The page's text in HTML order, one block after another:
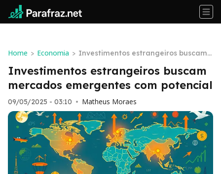
Home > Economia > Investimentos estrangeiros buscam
mercados emergentes com potencial
Investimentos estrangeiros buscam
mercados emergentes com potencial
09/05/2025 - 03:10 • Matheus Moraes